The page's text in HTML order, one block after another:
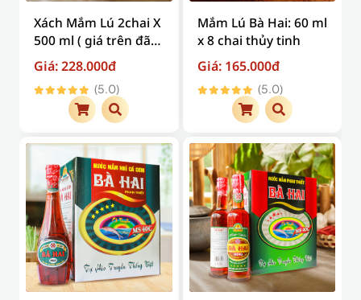
Xách Mắm Lú 2chai X
500 ml ( giá trên đã
bao gồm phí vận
chuyển )
Giá: 228.000đ
(5.0)
Mắm Lú Bà Hai: 60 ml
x 8 chai thủy tinh
Giá: 165.000đ
(5.0)